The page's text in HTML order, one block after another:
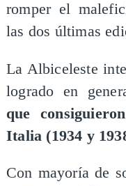
romper el
las dos últimas
La Albiceleste
logrado en
que
Italia (1934 y
Con mayoría de